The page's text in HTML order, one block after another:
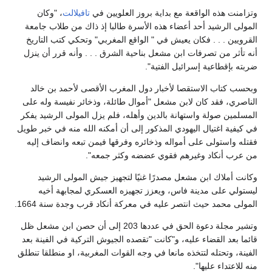
هذه الواقعة مع بداية بروز العلويين في تافيلالت، "وكان
الرشيد أحد أعضاء هذه الأسرة طالبا إذ ذاك من طلاب جامعة
. . . فكان يعيش في " الواقع المغربي" وتحكي كتب التاريخ
تأثر من تصرفات ابن مشعل بناحية الشرق . . . وأنه قرر أن ينزل
بإقطاعية إسرائيل الفتية".
كتاب الاستقصا لأخبار دول المغرب الأقصى لأحمد بن خالد
فقد كان لابن مشعل "أموال طائلة، وذخائر نفيسة وله على
صولة واستهانة بالدين وأهله، فلم يزل المولى الرشيد يفكر
كيفية اغتيال اليهودي المذكور إلى أن أمكنه الله منه في خبر طويل
واستولى على أمواله وذخائره وفرقها فيمن تبعه وانضاف إليه
عرب أنكاد وغيرهم فقوي عضضه وكثر جمعه".
أملاك ابن مشعل مصدرًا غنيًا لتجهيز جيش المولى الرشيد
على مدينة فاس، ويعزز تجهيزه العسكري لمجابهة أخيه
محمد حيث انتصر عليه في معركة أنكاد قرب وجدة سنة 1664.
وتشير مجلة دعوة الحق في عددها 203 إلى أن حصن ابن مشعل ظل
بعد القضاء عليه، و"كانت "تقصده الجيوش التركية في الفينة بعد
وتحتله لتتخذه مانعا في وجه القوات المغربية، او منطلقا تنطلق
للاعتداء عليها".